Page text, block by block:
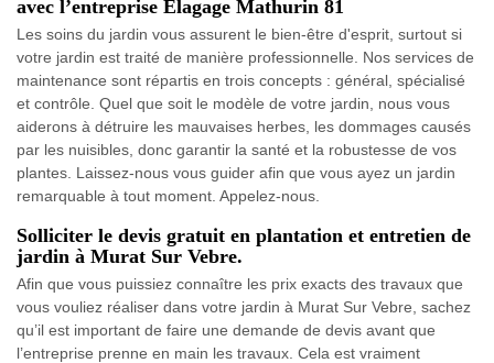
avec l’entreprise Elagage Mathurin 81
Les soins du jardin vous assurent le bien-être d'esprit, surtout si
votre jardin est traité de manière professionnelle. Nos services de
maintenance sont répartis en trois concepts : général, spécialisé
et contrôle. Quel que soit le modèle de votre jardin, nous vous
aiderons à détruire les mauvaises herbes, les dommages causés
par les nuisibles, donc garantir la santé et la robustesse de vos
plantes. Laissez-nous vous guider afin que vous ayez un jardin
remarquable à tout moment. Appelez-nous.
Solliciter le devis gratuit en plantation et entretien de
jardin à Murat Sur Vebre.
Afin que vous puissiez connaître les prix exacts des travaux que
vous vouliez réaliser dans votre jardin à Murat Sur Vebre, sachez
qu’il est important de faire une demande de devis avant que
l’entreprise prenne en main les travaux. Cela est vraiment